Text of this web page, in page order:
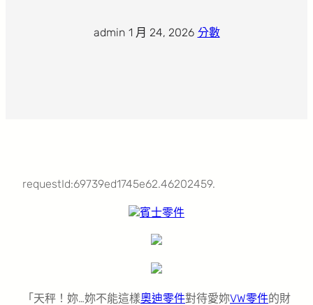
admin· 1 月 24, 2026· 分數
requestId:69739ed1745e62.46202459.
賓士零件
「天秤！妳…妳不能這樣奧迪零件對待愛妳VW零件的財